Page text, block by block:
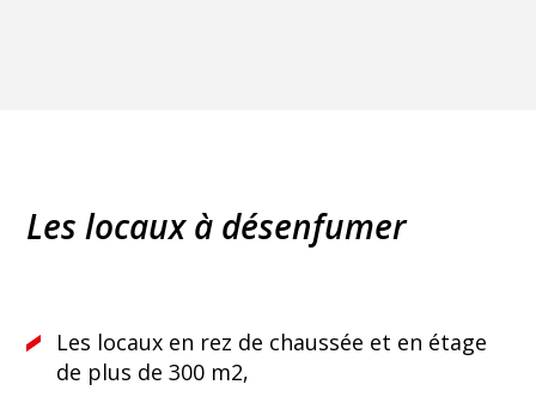
Les locaux à désenfumer
Les locaux en rez de chaussée et en étage
de plus de 300 m2,